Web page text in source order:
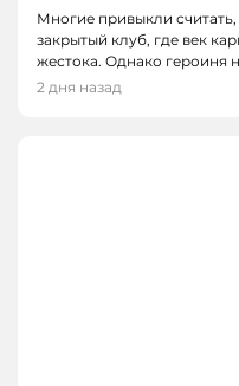
Многие привыкли
закрытый клуб, где век
жестока. Однако героиня
2 дня назад